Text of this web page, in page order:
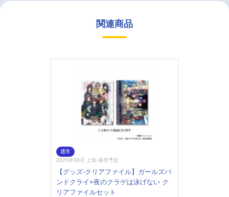
関連商品
通常
2025年08月 上旬 発売予定
【グッズ-クリアファイル】ガールズバ
ンドクライ×夜のクラゲは泳げない ク
リアファイルセット